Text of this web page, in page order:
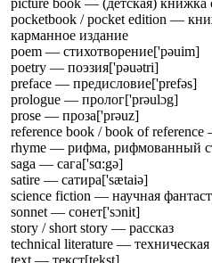
pocketbook / pocket edition —
карманное издание
poem — стихотворение['pəuim]
poetry — поэзия['pəuətri]
preface — предисловие['prefəs]
prologue — пролог['prəulɔg]
prose — проза['prəuz]
reference book / book of
rhyme — рифма, рифмованный
saga — сага['sɑ:gə]
satire — сатира['sætaiə]
science fiction — научная
sonnet — сонет['sɔnit]
story / short story — рассказ
technical literature — техническая
text — текст[tekst]